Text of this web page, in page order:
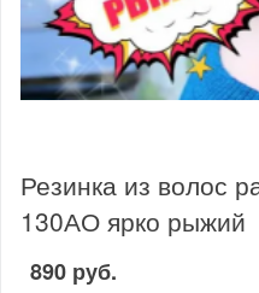
Резинка из волос
130АО ярко рыжий
890 руб.